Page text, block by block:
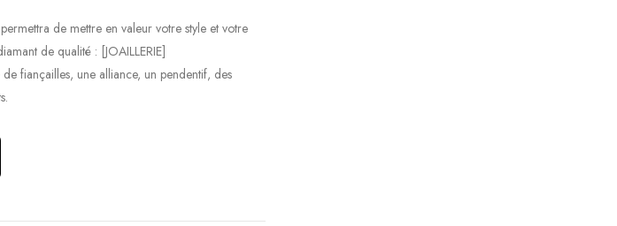
de mettre en valeur votre style et votre
de qualité : [JOAILLERIE]
fiançailles, une alliance, un pendentif, des